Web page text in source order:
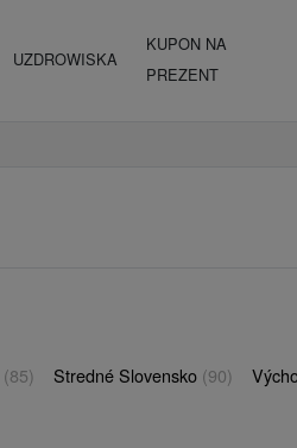
UZDROWISKA
KUPON NA
PREZENT
(85) Stredné Slovensko (90)